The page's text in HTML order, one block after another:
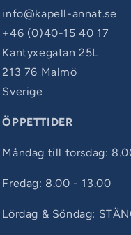
info@kapell-annat.se
+46 (0)40-15 40 17
Kantyxegatan 25L
213 76 Malmö
Sverige
ÖPPETTIDER
Måndag till torsdag:
Fredag: 8.00 - 13.00
Lördag & Söndag: